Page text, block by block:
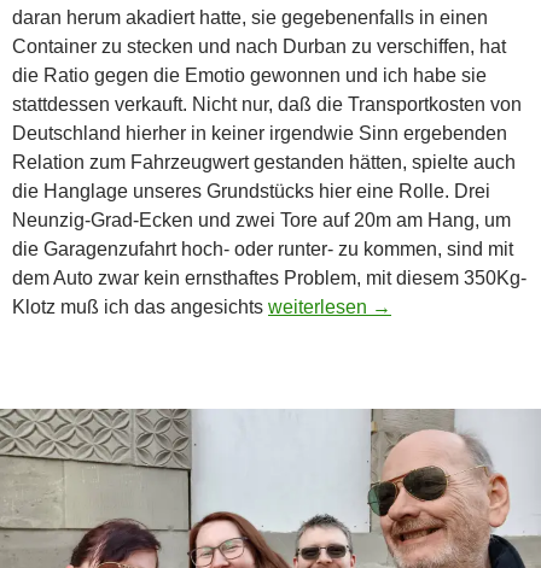
daran herum akadiert hatte, sie gegebenenfalls in einen
Container zu stecken und nach Durban zu verschiffen, hat
die Ratio gegen die Emotio gewonnen und ich habe sie
stattdessen verkauft. Nicht nur, daß die Transportkosten von
Deutschland hierher in keiner irgendwie Sinn ergebenden
Relation zum Fahrzeugwert gestanden hätten, spielte auch
die Hanglage unseres Grundstücks hier eine Rolle. Drei
Neunzig-Grad-Ecken und zwei Tore auf 20m am Hang, um
die Garagenzufahrt hoch- oder runter- zu kommen, sind mit
dem Auto zwar kein ernsthaftes Problem, mit diesem 350Kg-
Klotz muß ich das angesichts Bis ans Ende der Welt …
weiterlesen →